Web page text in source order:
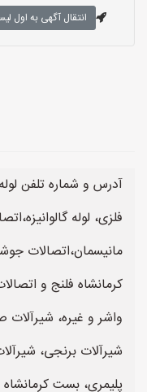
انتقال آگهی به اول
آدرس و شماره تلفن
فلزی، لوله
مانیسمان،اتصالات
کرمانشاه فلنج و
واشر و غیره،
شیرآلات برنجی،
پلیمری، بست کرمانشاه